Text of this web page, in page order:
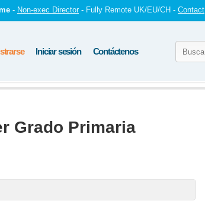
- Non-exec Director - Fully Remote UK/EU/CH - Contact
Iniciar sesión Contáctenos
Grado Primaria